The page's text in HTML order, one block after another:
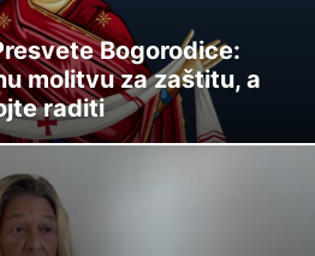
Bogorodice:
molitvu za zaštitu, a
raditi